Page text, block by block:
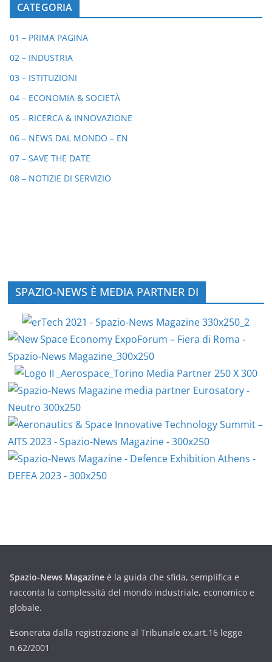
CATEGORIA
01 – PRIMA PAGINA
02 – INDUSTRIA
03 – ISTITUZIONI
04 – ECONOMIA & SOCIETÀ
05 – RICERCA & INNOVAZIONE
06 – NEWS DAL MONDO – EN
07 – SAVE THE DATE
08 – NOTIZIE DI SERVIZIO
SPAZIO-NEWS È MEDIA PARTNER DI
Spazio-News Magazine è la guida che sfida, semplifica e
racconta la complessità del mondo industriale, economico e
globale.
Esonerata dalla registrazione al Tribunale ex.art.16 legge
n.62/2001